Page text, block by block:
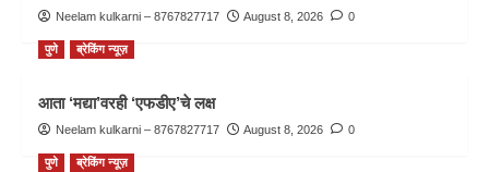
Neelam kulkarni – 8767827717 August 8, 2026 0
पुणे ब्रेकिंग न्यूज़
आता ‘मद्या’वरही ‘एफडीए’चे लक्ष
Neelam kulkarni – 8767827717 August 8, 2026 0
पुणे ब्रेकिंग न्यूज़